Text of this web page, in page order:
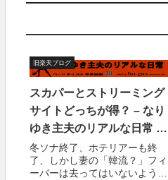
旧楽天ブログ
スカパーとストリーミング
サイトどっちが得？ – なり
ゆき主夫のリアルな日常 –
楽天ブログ（Blog）
冬ソナ終了、ホテリアーも終
了、しかし妻の「韓流？」フィ
ーバーは去ってはいないよう